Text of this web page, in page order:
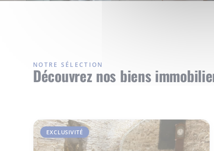
NOTRE SÉLECTION
Découvrez nos biens
EXCLUSIVITÉ